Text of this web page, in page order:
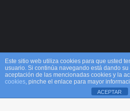
© Copyright 2026, Todos los
Alcalá
Facebook X WhatsApp
Este sitio web utiliza cookies para que usted
usuario. Si continúa navegando está dando
aceptación de las mencionadas cookies y la
cookies, pinche el enlace para mayor
ACEPTAR